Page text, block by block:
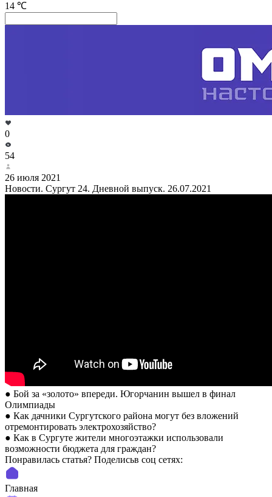
14 ℃
0
54
26 июля 2021
Новости. Сургут 24. Дневной выпуск. 26.07.2021
● Бой за «золото» впереди. Югорчанин вышел в финал
Олимпиады
● Как дачники Сургутского района могут без вложений
отремонтировать электрохозяйство?
● Как в Сургуте жители многоэтажки использовали
возможности бюджета для граждан?
Понравилась статья? Поделиcьв соц сетях:
Главная